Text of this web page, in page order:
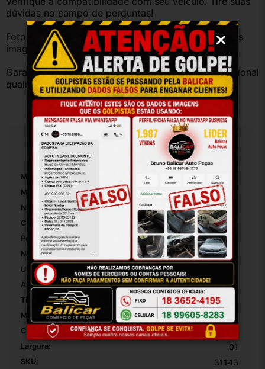
dúvidas no campo de perguntas!
Fotos reais do produto. Peça exatamente igual à das
imagens.
Garantia válida somente com instalação por profissional
qualificado.
Especificações
Marca:
Modelo: Focus
Número De Peça:
Cor: Cinza
Personagem: Acabamento
Nome Do Desenho: Acabamento
Unidades Por Embalagem:
Altura Da Embalagem: 01
Tipo De Veículo: Carro/Caminhonete
Material: Plástico
Comprimento:
Largura: 01
SKU: 31143